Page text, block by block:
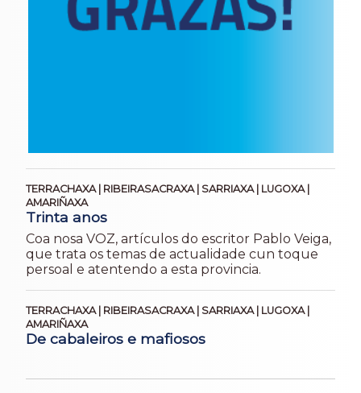
TERRACHAXA | RIBEIRASACRAXA | SARRIAXA | LUGOXA |
AMARIÑAXA
Trinta anos
Coa nosa VOZ, artículos do escritor Pablo Veiga,
que trata os temas de actualidade cun toque
persoal e atentendo a esta provincia.
TERRACHAXA | RIBEIRASACRAXA | SARRIAXA | LUGOXA |
AMARIÑAXA
De cabaleiros e mafiosos